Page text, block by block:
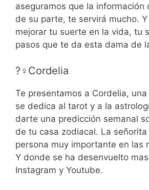
aseguramos que la información
de su parte, te servirá mucho.
mejorar tu suerte en la vida, tu
pasos que te da esta dama de
?‍♀️Cordelia
Te presentamos a Cordelia,
se dedica al tarot y a la
darte una predicción semanal
de tu casa zodiacal. La
persona muy importante en las
Y donde se ha desenvuelto
Instagram y Youtube.